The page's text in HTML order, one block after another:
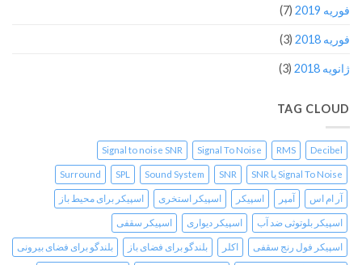
فوریه 2019 (7)
فوریه 2018 (3)
ژانویه 2018 (3)
TAG CLOUD
Decibel
RMS
Signal To Noise
Signal to noise SNR
Signal To Noise یا SNR SNR
Sound System
SPL
Surround
آر ام اس آمپر اسپیکر اسپیکر استخری اسپیکر برای محیط باز
اسپیکر بلوتوثی ضد آب اسپیکر دیواری اسپیکر سقفی
اسپیکر فول رنج سقفی اکلر بلندگو برای فضای باز بلندگو برای فضای بیرونی